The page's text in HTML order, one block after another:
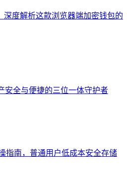
深度解析这款浏览器端加密钱包的
安全与便捷的三位一体守护者
指南，普通用户低成本安全存储